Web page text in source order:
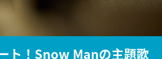
ト！Snow Manの主題歌